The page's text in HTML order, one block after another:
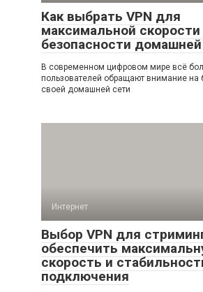
Как выбрать VPN для
максимальной скорости
безопасности
В современном цифровом мире всё
пользователей обращают внимание на
своей домашней сети
Интернет
Выбор VPN для
обеспечить
скорость и
подключения